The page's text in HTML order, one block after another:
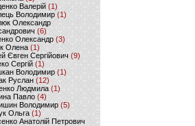
Валерій (1)
Володимир(1)
Олександр
(6)
Олександр (3)
Олена(1)
Євген Сергійович(9)
Сергій (1)
Володимир(1)
Руслан (12)
Людмила (1)
Павло (4)
Володимир (5)
Ольга(1)
Анатолій Петрович